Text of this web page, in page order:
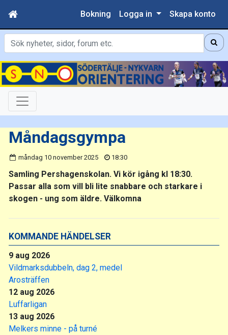
Bokning Logga in Skapa konto
Sök
KOMMANDE HÄNDELSER
9 aug 2026
Vildmarksdubbeln, dag 2, medel
Arosträffen
12 aug 2026
Luffarligan
13 aug 2026
Melkers minne - på turné
Måndagsgympa
måndag 10 november 2025 18:30
Samling Pershagenskolan. Vi kör igång kl 18:30.
Passar alla som vill bli lite snabbare och starkare i
skogen - ung som äldre. Välkomna